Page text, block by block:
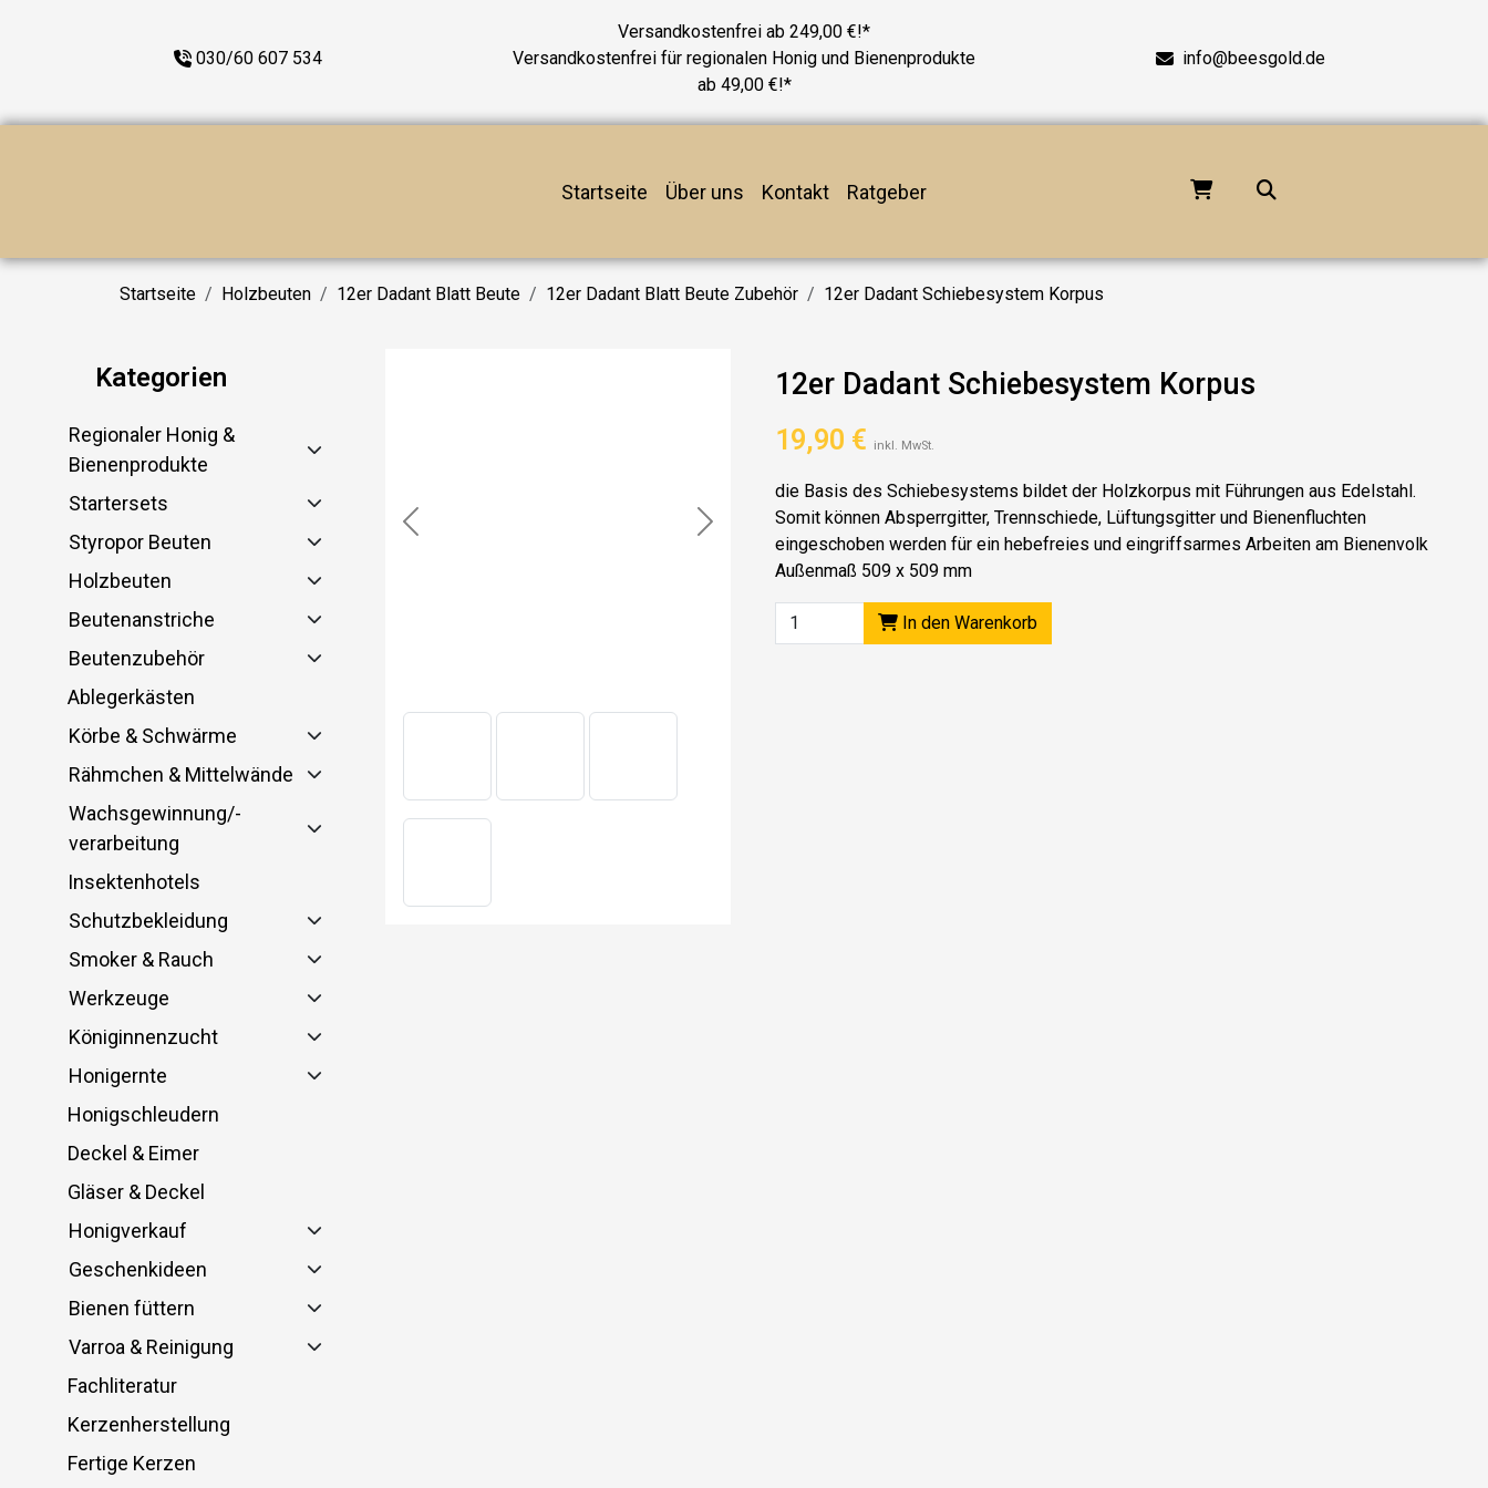
030/60 607 534
Versandkostenfrei ab 249,00 €!*
Versandkostenfrei für regionalen Honig und Bienenprodukte
ab 49,00 €!*
info@beesgold.de
Startseite Über uns Kontakt Ratgeber
Startseite Holzbeuten 12er Dadant Blatt Beute 12er Dadant Blatt Beute Zubehör 12er Dadant Schiebesystem Korpus
Kategorien
Regionaler Honig &
Bienenprodukte
Startersets
Styropor Beuten
Holzbeuten
Beutenanstriche
Beutenzubehör
Ablegerkästen
Körbe & Schwärme
Rähmchen & Mittelwände
Wachsgewinnung/-
verarbeitung
Insektenhotels
Schutzbekleidung
Smoker & Rauch
Werkzeuge
Königinnenzucht
Honigernte
Honigschleudern
Deckel & Eimer
Gläser & Deckel
Honigverkauf
Geschenkideen
Bienen füttern
Varroa & Reinigung
Fachliteratur
Kerzenherstellung
Fertige Kerzen
Previous Next
12er Dadant Schiebesystem Korpus
19,90 € inkl. MwSt.
die Basis des Schiebesystems bildet der Holzkorpus mit Führungen aus Edelstahl.
Somit können Absperrgitter, Trennschiede, Lüftungsgitter und Bienenfluchten
eingeschoben werden für ein hebefreies und eingriffsarmes Arbeiten am Bienenvolk
Außenmaß 509 x 509 mm
In den Warenkorb